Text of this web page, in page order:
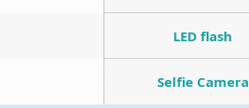
LED flash
Selfie Camera